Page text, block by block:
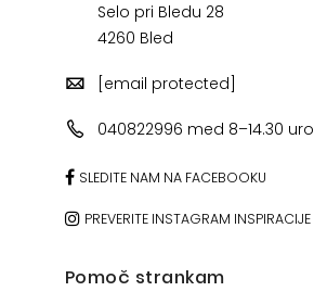
Selo pri Bledu 28
4260 Bled
[email protected]
040822996 med 8–14.30 uro
SLEDITE NAM NA FACEBOOKU
PREVERITE INSTAGRAM INSPIRACIJE
Pomoč strankam